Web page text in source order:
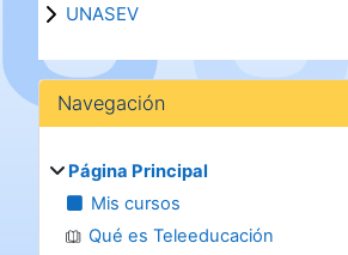
UNASEV
Bloques
Salta Navegación
Navegación
Página Principal
Mis cursos
Qué es Teleeducación